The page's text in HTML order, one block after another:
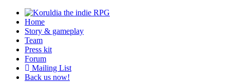
Home
Story & gameplay
Team
Press kit
Forum
Mailing List
Back us now!